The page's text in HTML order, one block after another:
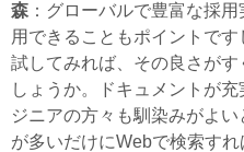
森 ：グローバルで豊富な採
用できることもポイントです
試してみれば、その良さが
しょうか。ドキュメントが
ジニアの方々も馴染みがよ
が多いだけにWebで検索す